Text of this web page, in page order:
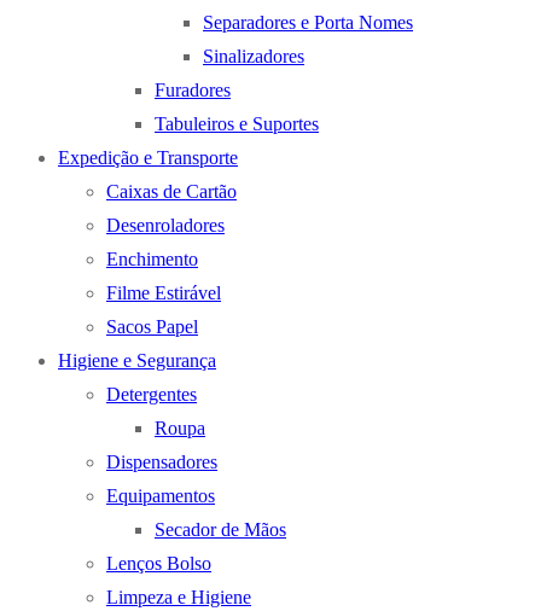
Separadores e Porta Nomes
Sinalizadores
Furadores
Tabuleiros e Suportes
Expedição e Transporte
Caixas de Cartão
Desenroladores
Enchimento
Filme Estirável
Sacos Papel
Higiene e Segurança
Detergentes
Roupa
Dispensadores
Equipamentos
Secador de Mãos
Lenços Bolso
Limpeza e Higiene